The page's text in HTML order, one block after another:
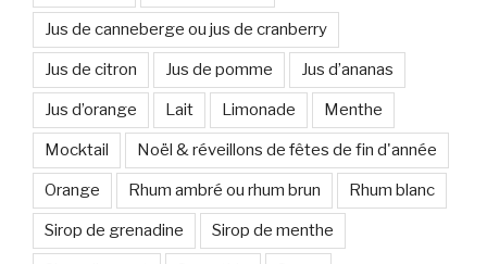
Jus de canneberge ou jus de cranberry
Jus de citron Jus de pomme Jus d’ananas
Jus d’orange Lait Limonade Menthe
Mocktail Noël & réveillons de fêtes de fin d'année
Orange Rhum ambré ou rhum brun Rhum blanc
Sirop de grenadine Sirop de menthe